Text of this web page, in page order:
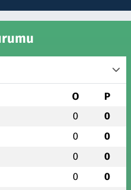
O P
0 0
0 0
0 0
0 0